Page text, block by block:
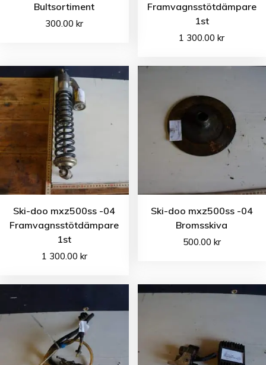
Bultsortiment
300.00kr
Framvagnsstötdämpare
1st
1 300.00kr
Ski-doo mxz500ss -04
Framvagnsstötdämpare
1st
1 300.00 kr
Ski-doo mxz500ss -04
Bromsskiva
500.00 kr